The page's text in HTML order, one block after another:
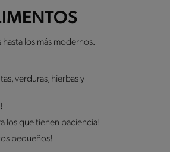
los más modernos.
verduras, hierbas y
los que tienen paciencia!
pequeños!